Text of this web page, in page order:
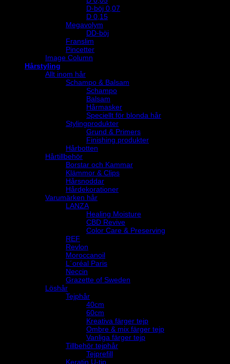
D-böj 0,07
D 0,15
Megavolym
DD-böj
Franslim
Pincetter
Image Column
Hårstyling
Allt inom hår
Schampo & Balsam
Schampo
Balsam
Hårmasker
Speciellt för blonda hår
Stylingprodukter
Grund & Primers
Finishing produkter
Hårbotten
Hårtillbehör
Borstar och Kammar
Klämmor & Clips
Hårsnoddar
Hårdekorationer
Varumärken hår
LANZA
Healing Moisture
CBD Revive
Color Care & Preserving
REF
Revlon
Moroccanoil
L´oréal Paris
Neccin
Grazette of Sweden
Löshår
Tejphår
40cm
60cm
Kreativa färger tejp
Ombre & mix färger tejp
Vanliga färger tejp
Tillbehör tejphår
Tejprefill
Keratin U-tip